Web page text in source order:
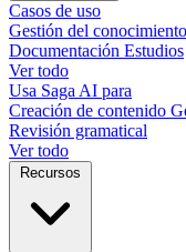
Casos de uso
Gestión del conocimiento
Documentación Estudios
Ver todo
Usa Saga AI para
Creación de contenido
Revisión gramatical
Ver todo